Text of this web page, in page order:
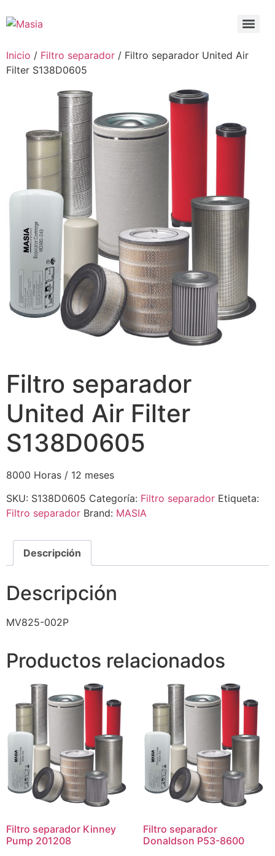
Inicio / Filtro separador / Filtro separador United Air
Filter S138D0605
Filtro separador
United Air Filter
S138D0605
8000 Horas / 12 meses
SKU: S138D0605 Categoría: Filtro separador Etiqueta:
Filtro separador Brand: MASIA
Descripción
Descripción
MV825-002P
Productos relacionados
Filtro separador Kinney
Pump 201208
Filtro separador
Donaldson P53-8600